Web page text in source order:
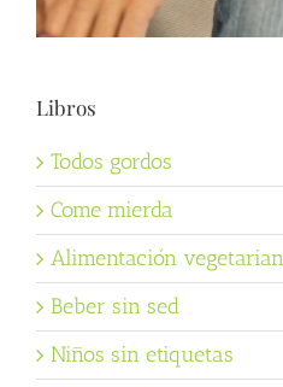
Libros
Todos gordos
Come mierda
Alimentación
Beber sin sed
Niños sin etiquetas